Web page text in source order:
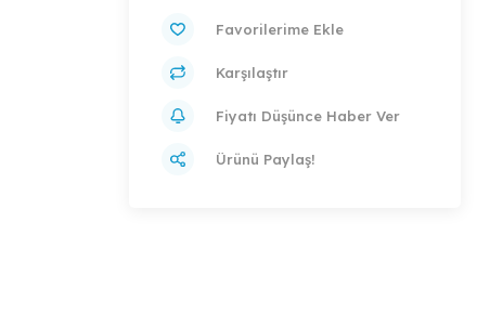
Karşılaştır
Fiyatı Düşünce Haber Ver
Ürünü Paylaş!